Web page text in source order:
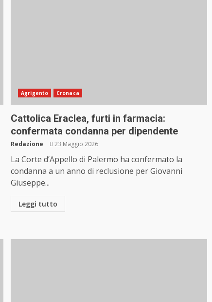
Agrigento Cronaca
Cattolica Eraclea, furti in farmacia:
confermata condanna per dipendente
Redazione 23 Maggio 2026
La Corte d’Appello di Palermo ha confermato la
condanna a un anno di reclusione per Giovanni
Giuseppe...
Leggi tutto